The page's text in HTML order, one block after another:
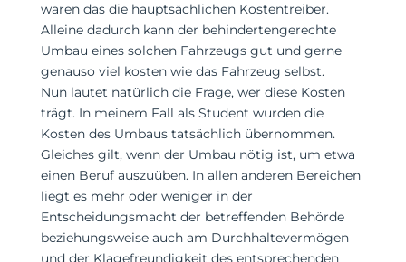
waren das die hauptsächlichen Kostentreiber.
Alleine dadurch kann der behindertengerechte
Umbau eines solchen Fahrzeugs gut und gerne
genauso viel kosten wie das Fahrzeug selbst.
Nun lautet natürlich die Frage, wer diese Kosten
trägt. In meinem Fall als Student wurden die
Kosten des Umbaus tatsächlich übernommen.
Gleiches gilt, wenn der Umbau nötig ist, um etwa
einen Beruf auszuüben. In allen anderen Bereichen
liegt es mehr oder weniger in der
Entscheidungsmacht der betreffenden Behörde
beziehungsweise auch am Durchhaltevermögen
und der Klagefreundigkeit des entsprechenden